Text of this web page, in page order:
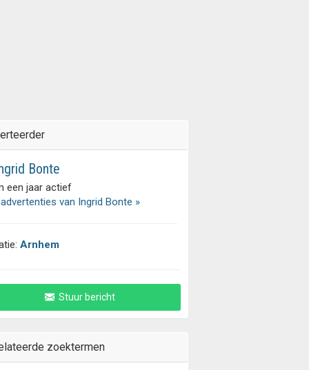
Bonte
een jaar actief
van Ingrid Bonte »
Arnhem
Stuur bericht
zoektermen